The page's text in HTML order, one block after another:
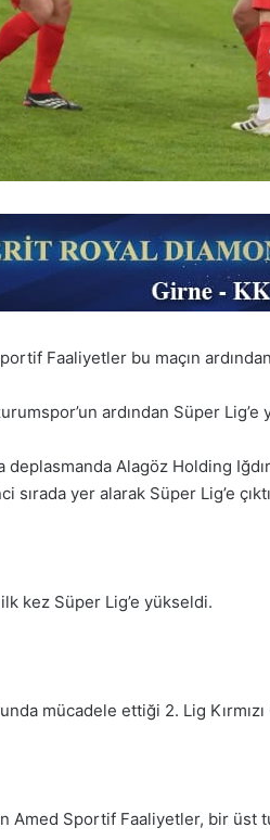
Faaliyetler bu maçın
ardından Süper
deplasmanda Alagöz Holding
yer alarak Süper Lig’e
kez Süper Lig’e yükseldi.
mücadele ettiği 2. Lig Kırmızı
Amed Sportif Faaliyetler, bir üst